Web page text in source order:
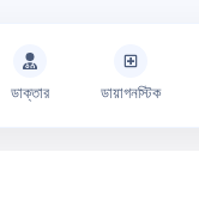
ডাক্তার ডায়াগনস্টিক